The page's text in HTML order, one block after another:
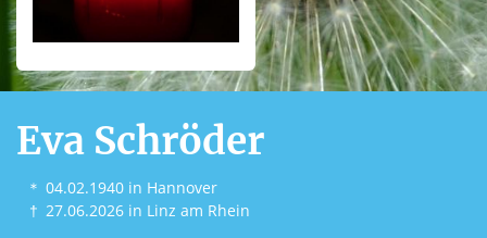
Eva Schröder
＊ 04.02.1940 in Hannover
† 27.06.2026 in Linz am Rhein